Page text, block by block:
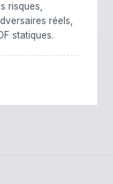
risques,
réels,
statiques.